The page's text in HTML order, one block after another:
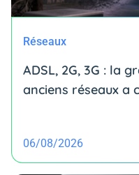
Réseaux
ADSL, 2G, 3G : la
anciens réseaux a
06/08/2026